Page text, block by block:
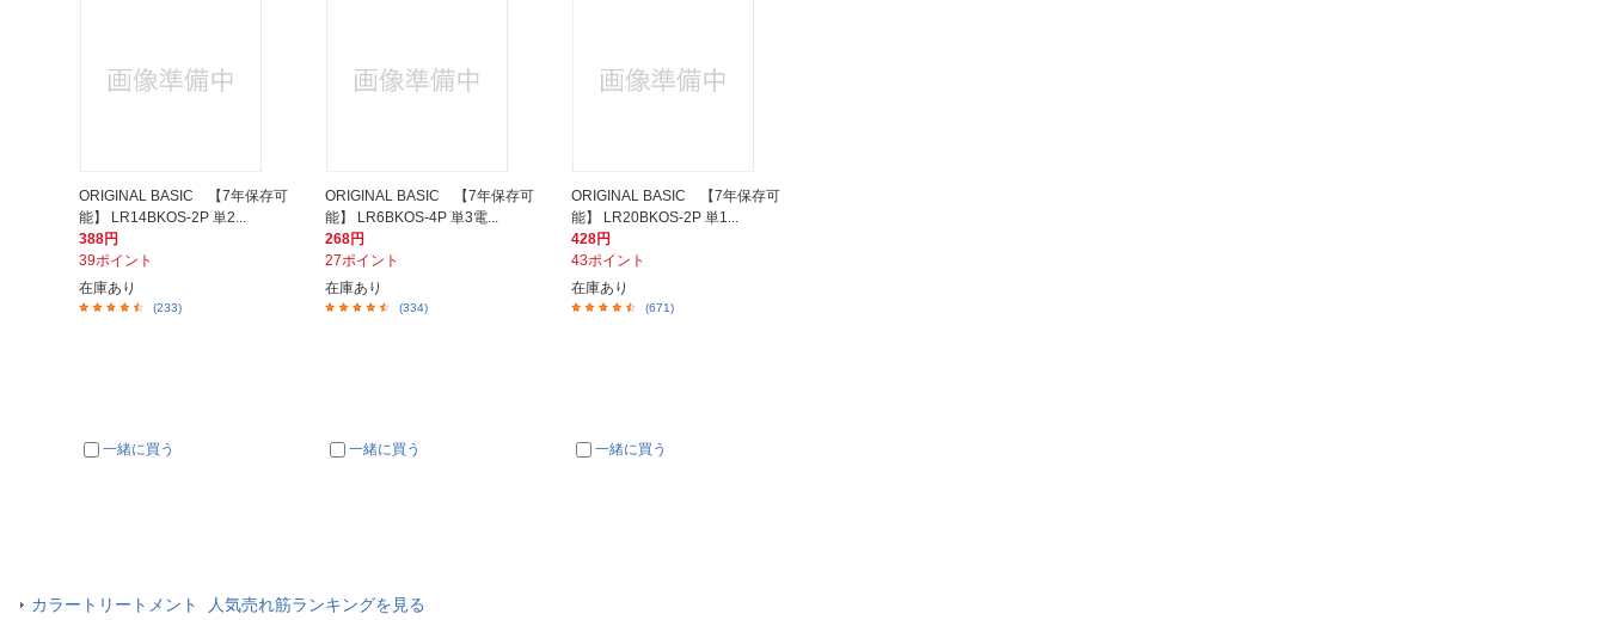
ORIGINAL BASIC 【7年保存可
能】 LR14BKOS-2P 単2...
388円
39ポイント
在庫あり
(233)
一緒に買う
ORIGINAL BASIC 【7年保存可
能】 LR6BKOS-4P 単3電...
268円
27ポイント
在庫あり
(334)
一緒に買う
ORIGINAL BASIC 【7年保存可
能】 LR20BKOS-2P 単1...
428円
43ポイント
在庫あり
(671)
一緒に買う
カラートリートメント 人気売れ筋ランキングを見る